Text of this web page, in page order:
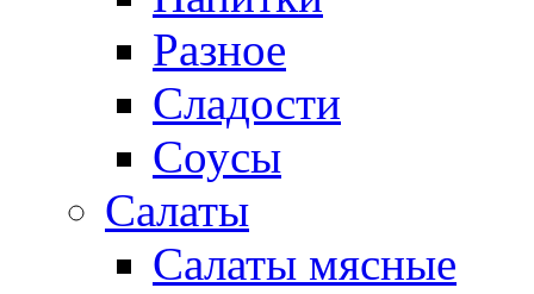
Разное
Сладости
Соусы
Салаты
Салаты мясные